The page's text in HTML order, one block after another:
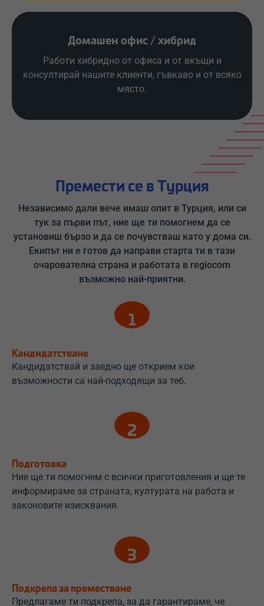
Домашен офис / хибрид
Работи хибридно от офиса и от вкъщи и
консултирай нашите клиенти, гъвкаво и от всяко
място.
Премести се в Турция
Независимо дали вече имаш опит в Турция, или си
тук за първи път, ние ще ти помогнем да се
установиш бързо и да се почувстваш като у дома си.
Екипът ни е готов да направи старта ти в тази
очарователна страна и работата в regiocom
възможно най-приятни.
Кандидатстване
Кандидатствай и заедно ще открием кои
възможности са най-подходящи за теб.
Подготовка
Ние ще ти помогнем с всички приготовления и ще те
информираме за страната, културата на работа и
законовите изисквания.
Подкрепа за преместване
Предлагаме ти подкрепа, за да гарантираме, че